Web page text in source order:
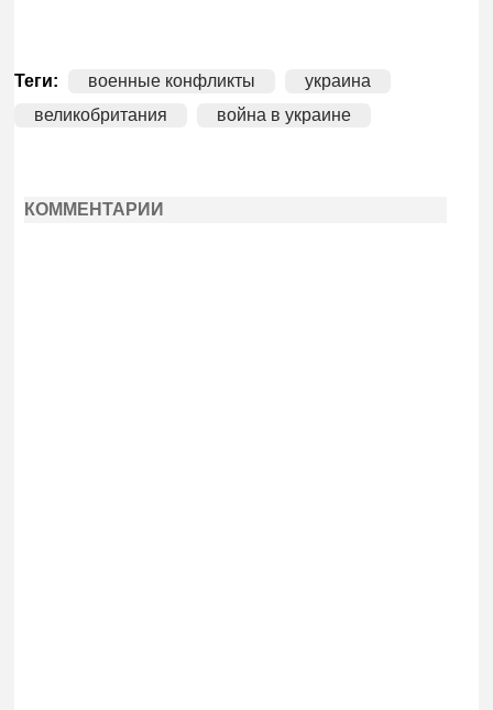
Теги: военные конфликты
украина
великобритания
война в украине
КОММЕНТАРИИ